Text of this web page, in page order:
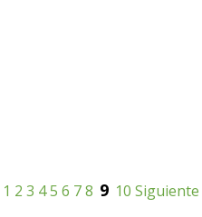
1 2 3 45 6 78 9 10 Siguiente